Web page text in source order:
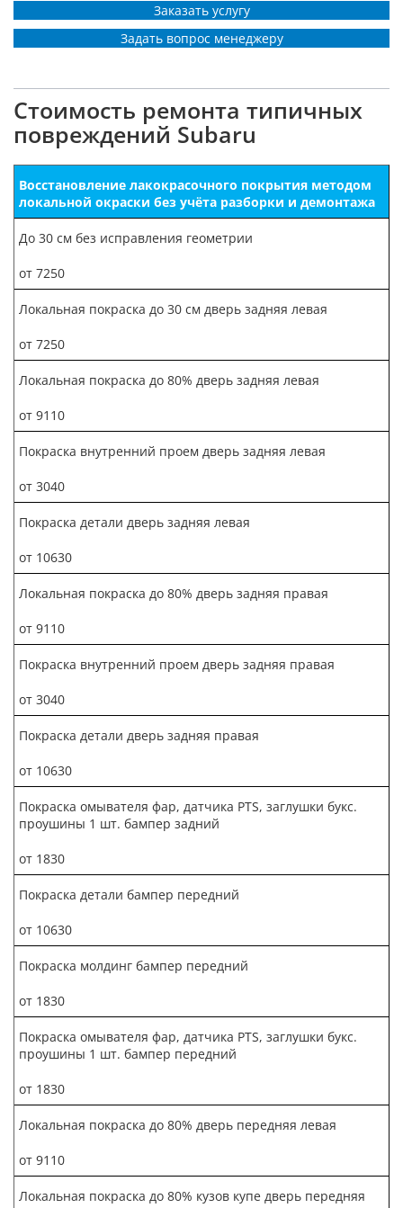
Заказать услугу
Задать вопрос менеджеру
Стоимость ремонта типичных
повреждений Subaru
Восстановление лакокрасочного покрытия методом
локальной окраски без учёта разборки и демонтажа
До 30 см без исправления геометрии
от 7250
Локальная покраска до 30 см дверь задняя левая
от 7250
Локальная покраска до 80% дверь задняя левая
от 9110
Покраска внутренний проем дверь задняя левая
от 3040
Покраска детали дверь задняя левая
от 10630
Локальная покраска до 80% дверь задняя правая
от 9110
Покраска внутренний проем дверь задняя правая
от 3040
Покраска детали дверь задняя правая
от 10630
Покраска омывателя фар, датчика PTS, заглушки букс.
проушины 1 шт. бампер задний
от 1830
Покраска детали бампер передний
от 10630
Покраска молдинг бампер передний
от 1830
Покраска омывателя фар, датчика PTS, заглушки букс.
проушины 1 шт. бампер передний
от 1830
Локальная покраска до 80% дверь передняя левая
от 9110
Локальная покраска до 80% кузов купе дверь передняя